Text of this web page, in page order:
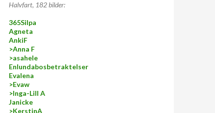
Halvfart, 182 bilder:
365Silpa
Agneta
AnkiF
>Anna F
>asahele
Enlundabosbetraktelser
Evalena
>Evaw
>Inga-Lill A
Janicke
>KerstinA